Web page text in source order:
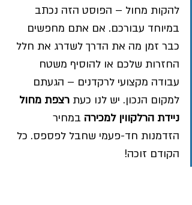
להקות מחול – הפוסט הזה נכתב
במיוחד עבורכם. אם אתם מחפשים
כבר זמן מה את הדרך לשדרג את חלל
החזרות שלכם או להוסיף משטח
עבודה מקצועי לרקדנים – הגעתם
למקום הנכון. יש לנו כעת רצפת מחול
ניידת הרלקווין למכירה במחיר
הזדמנות חד-פעמי שחבל לפספס. כל
הקודם זוכה!